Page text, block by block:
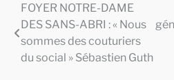
Navigation
de
l’article
FOYER NOTRE-DAME
DES SANS-ABRI : « Nous
sommes des couturiers
du social » Sébastien Guth